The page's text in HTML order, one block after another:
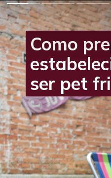
Como
ser pet
Como
ser pet